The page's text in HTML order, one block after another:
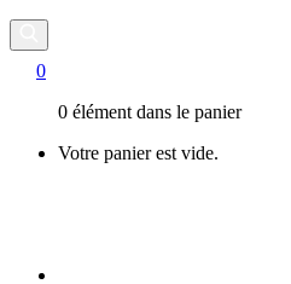
0
0 élément dans le panier
Votre panier est vide.